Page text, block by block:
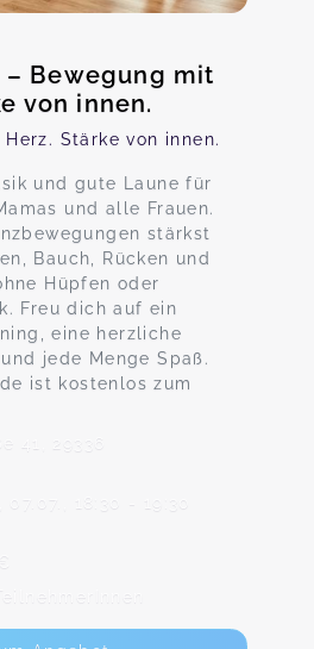
– Bewegung mit
von innen.
Stärke von innen.
und gute Laune für
und alle Frauen.
stärkst
Bauch, Rücken und
Hüpfen oder
Freu dich auf ein
eine herzliche
jede Menge Spaß.
ist kostenlos zum
41, 29336
07.07., 18:30 - 19:30